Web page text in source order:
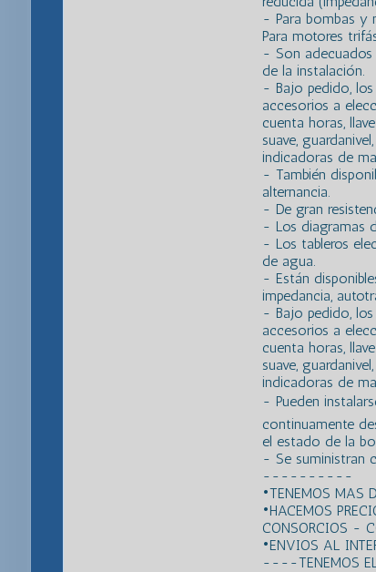
- Para bombas y
Para motores
- Son adecuados
de la instalación.
- Bajo pedido,
accesorios a
cuenta horas,
suave,
indicadoras de
- También
alternancia.
- De gran
- Los diagramas
- Los tableros
de agua.
- Están
impedancia,
- Bajo pedido,
accesorios a
cuenta horas,
suave,
indicadoras de
- Pueden
continuamente
el estado de la
- Se suministran
----------
•TENEMOS MAS
•HACEMOS
CONSORCIOS -
•ENVIOS AL
----TENEMOS EL